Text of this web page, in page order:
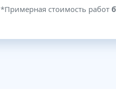
*Примерная стоимость работ